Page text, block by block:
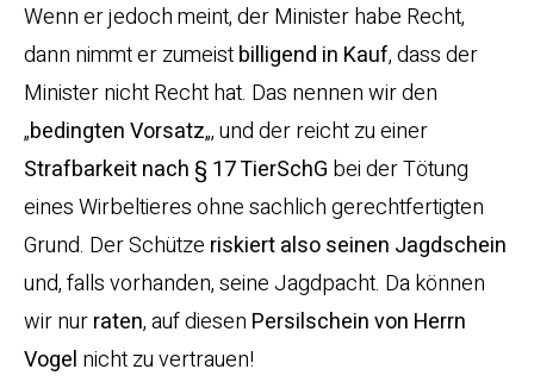
Wenn er jedoch meint, der Minister habe Recht,
dann nimmt er zumeistbilligend in Kauf, dass der
Minister nicht Recht hat. Das nennen wir den
„bedingten Vorsatz„, und der reicht zu einer
Strafbarkeit nach § 17 TierSchG bei der Tötung
eines Wirbeltieres ohne sachlich gerechtfertigten
Grund. Der Schütze riskiert also seinen Jagdschein
und, falls vorhanden, seine Jagdpacht. Da können
wir nurraten, auf diesen Persilschein von Herrn
Vogel nicht zu vertrauen!